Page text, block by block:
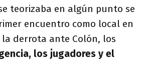
teorizaba en algún punto se
encuentro como local en
la derrota ante Colón, los
los jugadores y el